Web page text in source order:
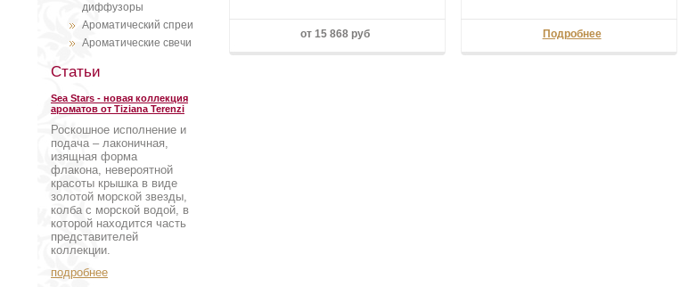
диффузоры
Ароматический спреи
Ароматические свечи
Статьи
Sea Stars - новая коллекция
ароматов от Tiziana Terenzi
Роскошное исполнение и
подача – лаконичная,
изящная форма
флакона, невероятной
красоты крышка в виде
золотой морской звезды,
колба с морской водой, в
которой находится часть
представителей
коллекции.
подробнее
от 15 868 руб Подробнее